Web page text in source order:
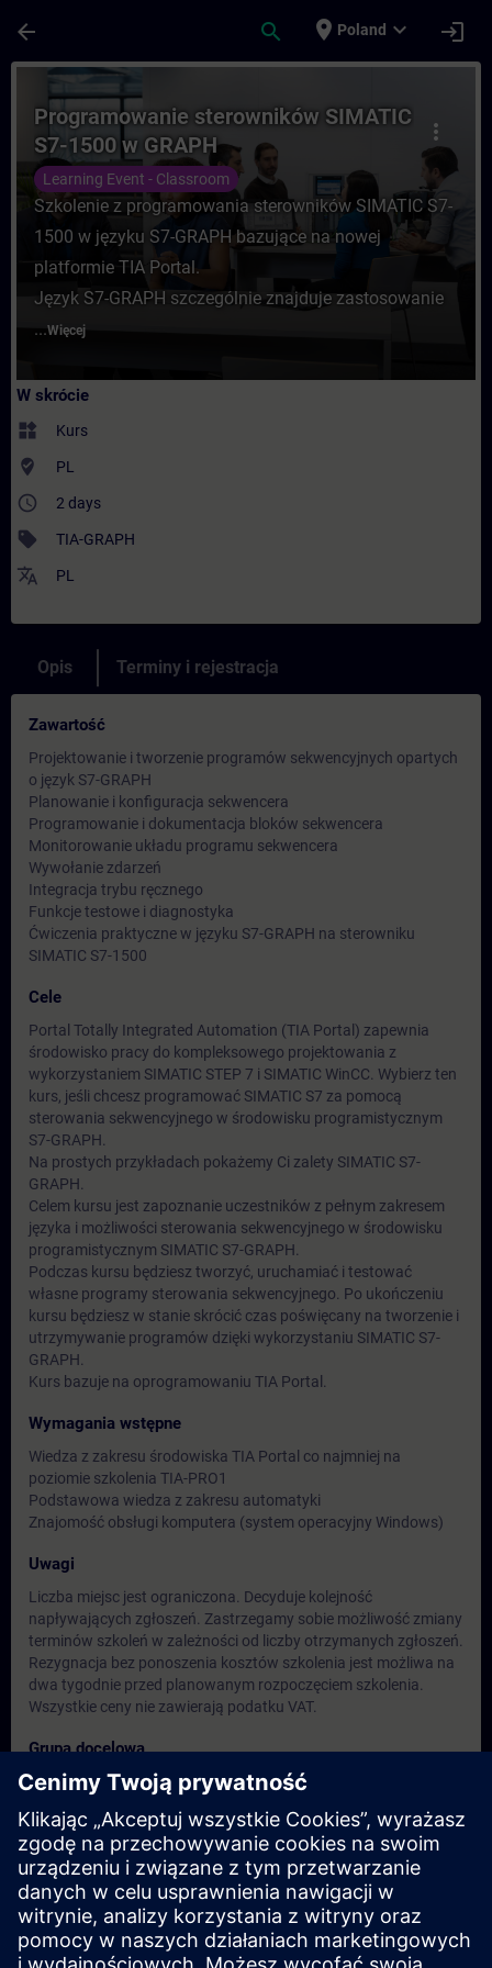
arrow_back search place Poland expand_more login
Kurs - Programowanie sterowników
more_vert
Programowanie sterowników SIMATIC
S7-1500 w GRAPH
Learning Event - Classroom
Szkolenie z programowania sterowników SIMATIC S7-
1500 w języku S7-GRAPH bazujące na nowej
platformie TIA Portal.
Język S7-GRAPH szczególnie znajduje zastosowanie
...Więcej
W skrócie
widgets Kurs
where_to_vote PL
access_time 2 days
sell TIA-GRAPH
translate PL
Opis Terminy i rejestracja
Zawartość
Projektowanie i tworzenie programów sekwencyjnych opartych
o język S7-GRAPH
Planowanie i konfiguracja sekwencera
Programowanie i dokumentacja bloków sekwencera
Monitorowanie układu programu sekwencera
Wywołanie zdarzeń
Integracja trybu ręcznego
Funkcje testowe i diagnostyka
Ćwiczenia praktyczne w języku S7-GRAPH na sterowniku
SIMATIC S7-1500
Cele
Portal Totally Integrated Automation (TIA Portal) zapewnia
środowisko pracy do kompleksowego projektowania z
wykorzystaniem SIMATIC STEP 7 i SIMATIC WinCC. Wybierz ten
kurs, jeśli chcesz programować SIMATIC S7 za pomocą
sterowania sekwencyjnego w środowisku programistycznym
S7-GRAPH.
Na prostych przykładach pokażemy Ci zalety SIMATIC S7-
GRAPH.
Celem kursu jest zapoznanie uczestników z pełnym zakresem
języka i możliwości sterowania sekwencyjnego w środowisku
programistycznym SIMATIC S7-GRAPH.
Podczas kursu będziesz tworzyć, uruchamiać i testować
własne programy sterowania sekwencyjnego. Po ukończeniu
kursu będziesz w stanie skrócić czas poświęcany na tworzenie i
utrzymywanie programów dzięki wykorzystaniu SIMATIC S7-
GRAPH.
Kurs bazuje na oprogramowaniu TIA Portal.
Wymagania wstępne
Wiedza z zakresu środowiska TIA Portal co najmniej na
poziomie szkolenia TIA-PRO1
Podstawowa wiedza z zakresu automatyki
Znajomość obsługi komputera (system operacyjny Windows)
Uwagi
Liczba miejsc jest ograniczona. Decyduje kolejność
napływających zgłoszeń. Zastrzegamy sobie możliwość zmiany
terminów szkoleń w zależności od liczby otrzymanych zgłoszeń.
Rezygnacja bez ponoszenia kosztów szkolenia jest możliwa na
dwa tygodnie przed planowanym rozpoczęciem szkolenia.
Wszystkie ceny nie zawierają podatku VAT.
Grupa docelowa
Programiści
Personel utrzymania ruchu
Terminy i rejestracja
Obecnie brak dostępnych wydarzeń